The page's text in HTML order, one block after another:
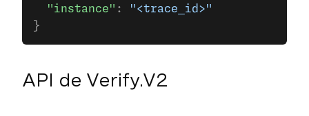
  "instance"
:
"<trace_id>"
}
API de Verify.V2